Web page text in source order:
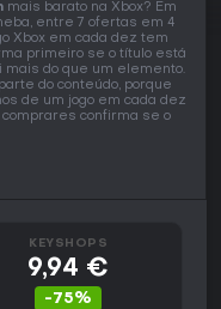
mais barato na Xbox? Em
entre 7 ofertas em 4
Xbox em cada dez tem
primeiro se o título está
mais do que um elemento.
do conteúdo, porque
de um jogo em cada dez
confirma se o
KEYSHOPS
9,94 €
-75%